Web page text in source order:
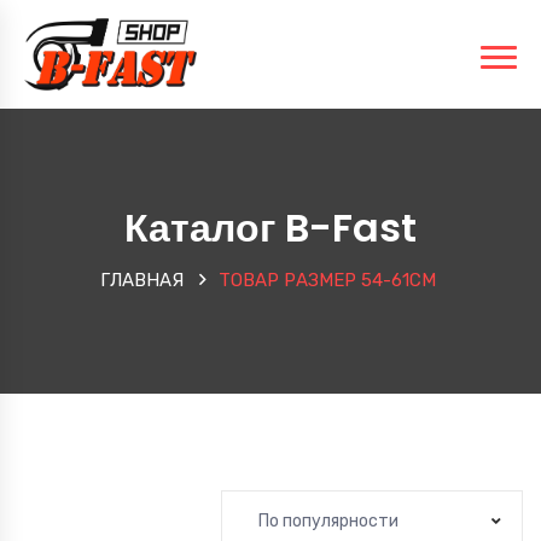
Каталог B-Fast
ГЛАВНАЯ ТОВАР РАЗМЕР 54-61СМ
По популярности